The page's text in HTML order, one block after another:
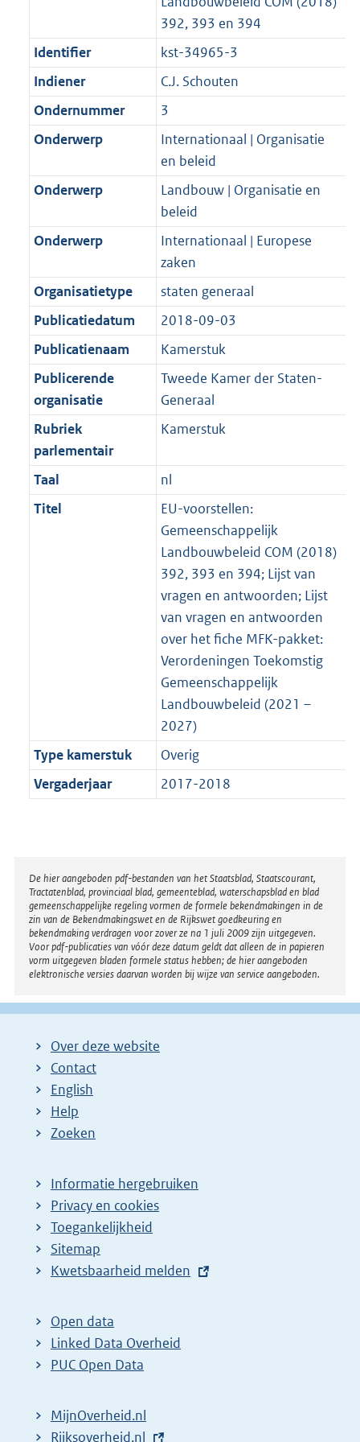
392, 393 en 394
Identifier
kst-34965-3
Indiener
C.J. Schouten
Ondernummer
3
Onderwerp
Internationaal | Organisatie
en beleid
Onderwerp
Landbouw | Organisatie en
beleid
Onderwerp
Internationaal | Europese
zaken
Organisatietype
staten generaal
Publicatiedatum
2018-09-03
Publicatienaam
Kamerstuk
Publicerende
organisatie
Tweede Kamer der Staten-
Generaal
Rubriek
parlementair
Kamerstuk
Taal
nl
Titel
EU-voorstellen:
Gemeenschappelijk
Landbouwbeleid COM (2018)
392, 393 en 394; Lijst van
vragen en antwoorden; Lijst
van vragen en antwoorden
over het fiche MFK-pakket:
Verordeningen Toekomstig
Gemeenschappelijk
Landbouwbeleid (2021 –
2027)
Type kamerstuk
Overig
Vergaderjaar
2017-2018
Disclaimer
De hier aangeboden pdf-bestanden van het Staatsblad, Staatscourant,
Tractatenblad, provinciaal blad, gemeenteblad, waterschapsblad en blad
gemeenschappelijke regeling vormen de formele bekendmakingen in de
zin van de Bekendmakingswet en de Rijkswet goedkeuring en
bekendmaking verdragen voor zover ze na 1 juli 2009 zijn uitgegeven.
Voor pdf-publicaties van vóór deze datum geldt dat alleen de in papieren
vorm uitgegeven bladen formele status hebben; de hier aangeboden
elektronische versies daarvan worden bij wijze van service aangeboden.
Over deze website
Contact
English
Help
Zoeken
Informatie hergebruiken
Privacy en cookies
Toegankelijkheid
Sitemap
E
t
e
r
l
Kwetsbaarheid melden
Open data
Linked Data Overheid
PUC Open Data
MijnOverheid.nl
E
Rijksoverheid.nl